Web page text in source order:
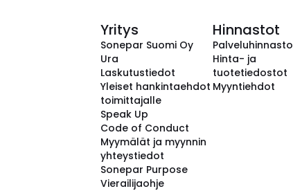
Yritys
Sonepar Suomi Oy
Ura
Laskutustiedot
Yleiset hankintaehdot
toimittajalle
Speak Up
Code of Conduct
Myymälät ja myynnin
yhteystiedot
Sonepar Purpose
Vierailijaohje
Hinnastot
Palveluhinnasto
Hinta- ja
tuotetiedostot
Myyntiehdot